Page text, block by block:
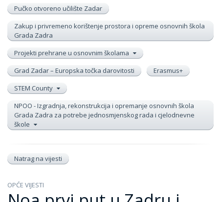
Pučko otvoreno učilište Zadar
Zakup i privremeno korištenje prostora i opreme osnovnih škola
Grada Zadra
Projekti prehrane u osnovnim školama
Grad Zadar – Europska točka darovitosti
Erasmus+
STEM County
NPOO - Izgradnja, rekonstrukcija i opremanje osnovnih škola
Grada Zadra za potrebe jednosmjenskog rada i cjelodnevne
škole
Natrag na vijesti
OPĆE VIJESTI